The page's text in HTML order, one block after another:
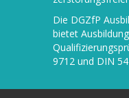
Die DGZfP
bietet
9712 und DIN